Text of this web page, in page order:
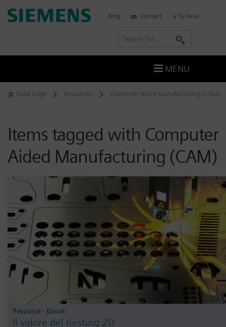
Skip
to
Solid Edge Resources Computer Aided Manufacturing (CAM)
Items tagged with Computer
Aided Manufacturing (CAM)
Resource - Ebook
Il valore del nesting 2D
Siemens
Blog Contact Try Now
r
c
MENU